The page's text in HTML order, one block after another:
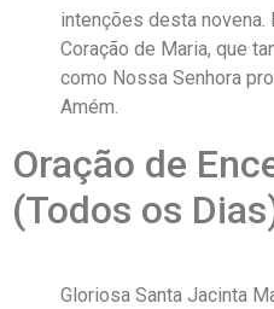
intenções desta novena.
Coração de Maria, que
como Nossa Senhora
Amém.
Oração de
(Todos os
Gloriosa Santa Jacinta